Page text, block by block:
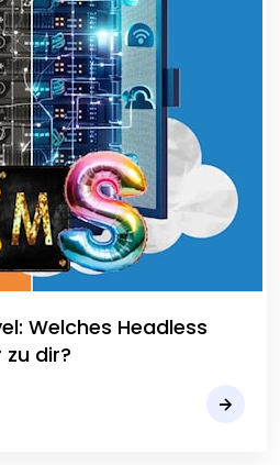
Welches Headless
dir?